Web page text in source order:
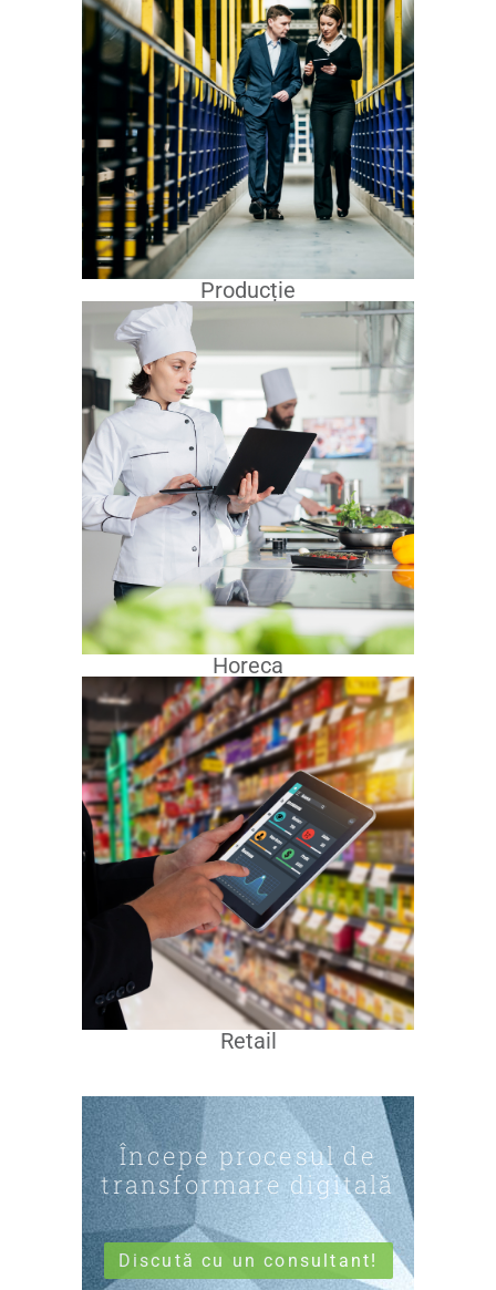
Producție
Horeca
Retail
Începe procesul de
transformare digitală
Discută cu un consultant!